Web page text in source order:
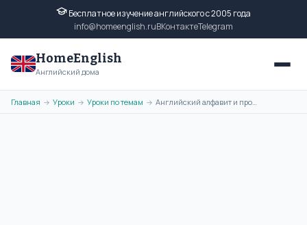
Бесплатное изучение английского с 2005 года
info@homeenglish.ruВКонтактеTelegram
HomeEnglish
Английский дома
Главная → Уроки → Уроки по темам → Английский алфавит и произношение. English Alphabet and Pronunciation